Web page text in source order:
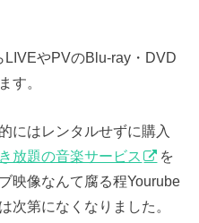
やPVのBlu-ray・DVD
す。
にはレンタルせずに購入
放題の音楽サービス
を
映像なんて腐る程Yourube
次第になくなりました。